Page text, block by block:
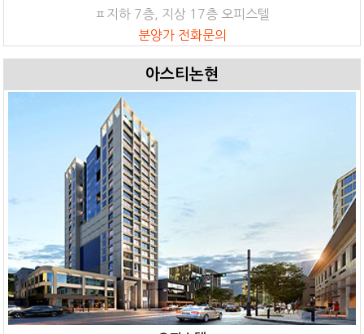
ㅍ지하 7층, 지상 17층 오피스텔
분양가 전화문의
아스티논현